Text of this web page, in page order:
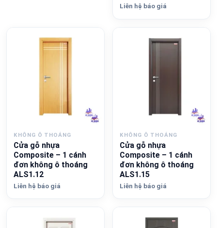
Liên hệ báo giá
KHÔNG Ô THOÁNG
Cửa gỗ nhựa
Composite – 1 cánh
đơn không ô thoáng
ALS1.12
Liên hệ báo giá
KHÔNG Ô THOÁNG
Cửa gỗ nhựa
Composite – 1 cánh
đơn không ô thoáng
ALS1.15
Liên hệ báo giá